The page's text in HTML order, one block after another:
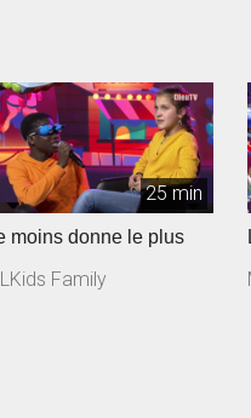
25 min
moins donne le plus
Family